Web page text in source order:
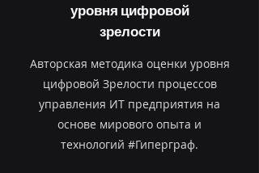
уровня цифровой
зрелости
Авторская методика оценки уровня
цифровой Зрелости процессов
управления ИТ предприятия на
основе мирового опыта и
технологий #Гиперграф.